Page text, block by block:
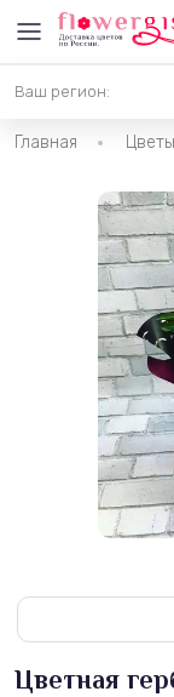
Ваш регион:
Главная Цветы
Цветная